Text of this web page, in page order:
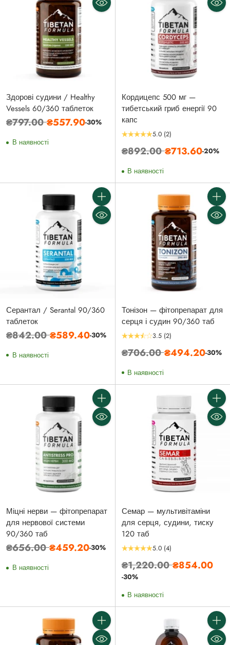
Здорові судини / Healthy
Vessels 60/360 таблеток
Звичайна
₴797.00₴557.90-30%
В наявності
Кордицепс 500 мг —
тибетський гриб енергії 90
капс
5.0 (2)
Звичайна
₴892.00₴713.60-20%
В наявності
Кількість
Серантал / Serantal 90/360
таблеток
Звичайна
₴842.00₴589.40-30%
В наявності
Тонізон — фітопрепарат для
серця і судин 90/360 таб
3.5 (2)
Звичайна
₴706.00₴494.20-30%
В наявності
Кількість
Міцні нерви — фітопрепарат
для нервової системи
90/360 таб
Звичайна
₴656.00₴459.20-30%
В наявності
Семар — мультивітаміни
для серця, судини, тиску
120 таб
5.0 (4)
Звичайна
ціна
₴1,220.00₴854.00
-30%
В наявності
Кількість